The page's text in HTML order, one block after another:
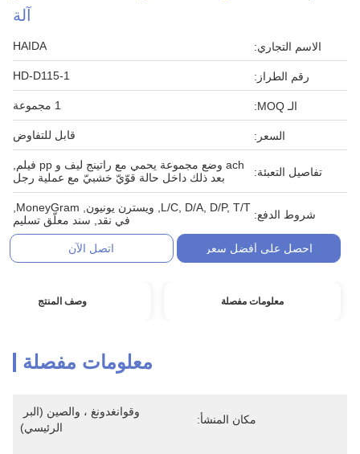
آلة
الاسم التجاري: HAIDA
رقم الطراز: HD-D115-1
الـ MOQ: 1 مجموعة
السعر: قابل للتفاوض
تفاصيل التعبئة:
ach وضع مجموعة يحمي مع راتينج ليف و pp فيلم,
بعد ذلك داخل حالة قوّيّ خشبيّ مع عملية رجل
شروط الدفع:
في نقد, سند معلّق تسليم
احصل على أفضل سعر اتصل الآن
معلومات مفصلة وصف المنتج
معلومات مفصلة
مكان المنشأ:
الرئيسي)